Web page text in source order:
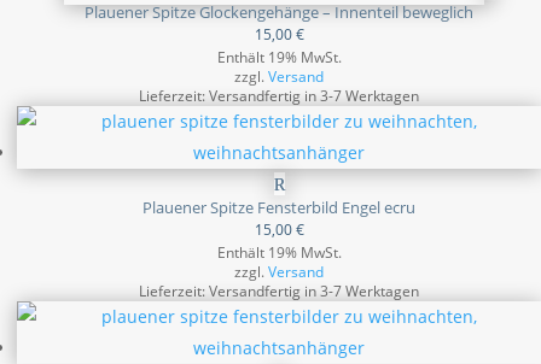
Plauener Spitze Glockengehänge – Innenteil beweglich
15,00€
Enthält 19% MwSt.
zzgl.Versand
Lieferzeit: Versandfertig in 3-7 Werktagen
Plauener Spitze Fensterbild Engel ecru
15,00€
Enthält 19% MwSt.
zzgl.Versand
Lieferzeit: Versandfertig in 3-7 Werktagen